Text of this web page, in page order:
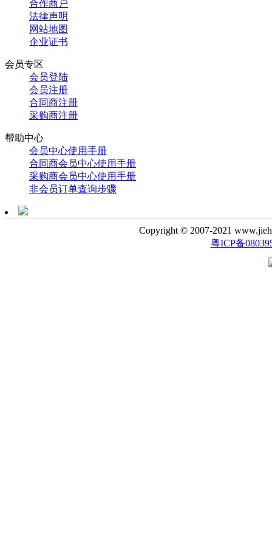
合作商户
法律声明
网站地图
企业证书
会员专区
会员登陆
会员注册
合同商注册
采购商注册
帮助中心
会员中心使用手册
合同商会员中心使用手册
采购商会员中心使用手册
非会员订单查询步骤
Copyright © 2007-2021
粤ICP备